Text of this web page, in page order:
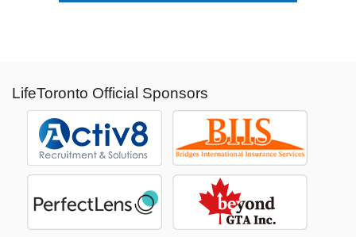
LifeToronto Official Sponsors